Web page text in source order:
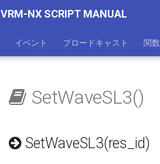
VRM-NX SCRIPT MANUAL
イベント ブロードキャスト 関数
SetWaveSL3()
SetWaveSL3(res_id)